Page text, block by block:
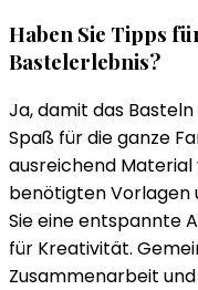
Haben Sie Tipps
Bastelerlebnis?
Ja, damit das
Spaß für die ganze
ausreichend Material
benötigten Vorlagen
Sie eine entspannte
für Kreativität.
Zusammenarbeit